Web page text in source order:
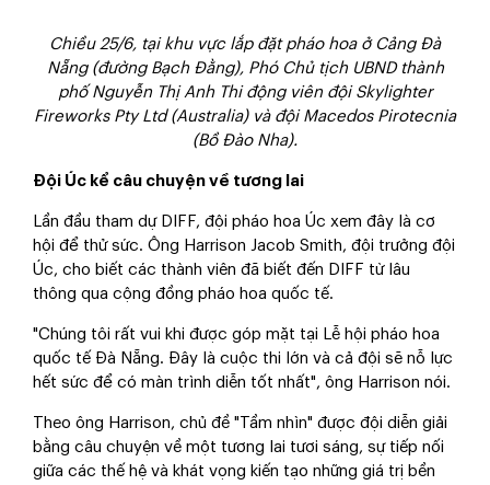
Chiều 25/6, tại khu vực lắp đặt pháo hoa ở Cảng Đà
Nẵng (đường Bạch Đằng), Phó Chủ tịch UBND thành
phố Nguyễn Thị Anh Thi động viên đội Skylighter
Fireworks Pty Ltd (Australia) và đội Macedos Pirotecnia
(Bồ Đào Nha).
Đội Úc kể câu chuyện về tương lai
Lần đầu tham dự DIFF, đội pháo hoa Úc xem đây là cơ
hội để thử sức. Ông Harrison Jacob Smith, đội trưởng đội
Úc, cho biết các thành viên đã biết đến DIFF từ lâu
thông qua cộng đồng pháo hoa quốc tế.
"Chúng tôi rất vui khi được góp mặt tại Lễ hội pháo hoa
quốc tế Đà Nẵng. Đây là cuộc thi lớn và cả đội sẽ nỗ lực
hết sức để có màn trình diễn tốt nhất", ông Harrison nói.
Theo ông Harrison, chủ đề "Tầm nhìn" được đội diễn giải
bằng câu chuyện về một tương lai tươi sáng, sự tiếp nối
giữa các thế hệ và khát vọng kiến tạo những giá trị bền